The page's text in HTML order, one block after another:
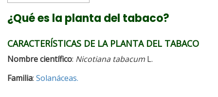
¿Qué es la planta del tabaco?
CARACTERÍSTICAS DE LA PLANTA DEL TABACO
Nombre científico: Nicotiana tabacum L.
Familia: Solanáceas.